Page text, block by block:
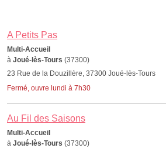
A Petits Pas
Multi-Accueil
à Joué-lès-Tours (37300)
23 Rue de la Douzillère, 37300 Joué-lès-Tours
Fermé, ouvre lundi à 7h30
Au Fil des Saisons
Multi-Accueil
à Joué-lès-Tours (37300)